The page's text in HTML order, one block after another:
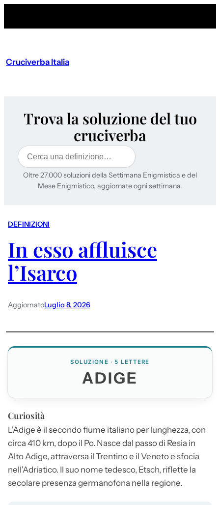
Cruciverba Italia
Trova la soluzione del tuo
cruciverba
Cerca
Oltre 27.000 soluzioni della Settimana Enigmistica e del
Mese Enigmistico, aggiornate ogni settimana.
DEFINIZIONI
In esso affluisce
l’Isarco
AggiornatoLuglio 8, 2026
SOLUZIONE · 5 LETTERE
ADIGE
Curiosità
L'Adige è il secondo fiume italiano per lunghezza, con
circa 410 km, dopo il Po. Nasce dal passo di Resia in
Alto Adige, attraversa il Trentino e il Veneto e sfocia
nell'Adriatico. Il suo nome tedesco, Etsch, riflette la
secolare presenza germanofona nella regione.